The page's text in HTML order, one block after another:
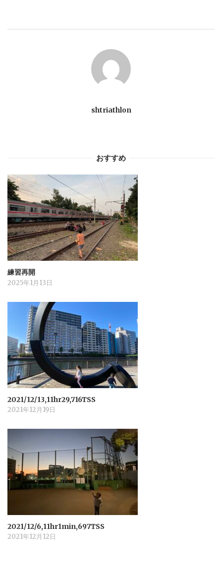
shtriathlon
おすすめ
練習再開
2025年1月13日
2021/12/13,11hr29,716TSS
2021年12月19日
2021/12/6,11hr1min,697TSS
2021年12月12日